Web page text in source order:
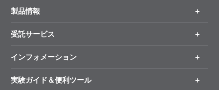
製品情報
製品一覧
手法から製品を探す
新製品情報
受託サービス
オンライン注文
インフォメーション
キャンペーン
実験ガイド＆便利ツール